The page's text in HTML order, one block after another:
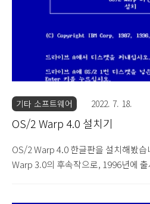
포함 3만원에 판다는 문구와 함께 연
기타 소프트웨어 2022. 7. 18.
OS/2 Warp 4.0 설치기
OS/2 Warp 4.0 한글판을 설치해봤
Warp 3.0의 후속작으로, 1996년에